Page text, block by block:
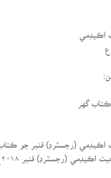
اڪيڊمي
گهر
اڪيڊمي (رجسٽرڊ) قنبر جو ڪتاب
اڪيڊمي (رجسٽرڊ) قنبر ۲۰۱۸ع